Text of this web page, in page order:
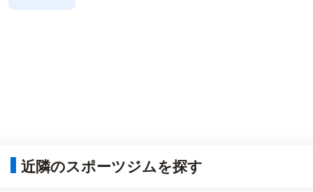
近隣のスポーツジムを探す